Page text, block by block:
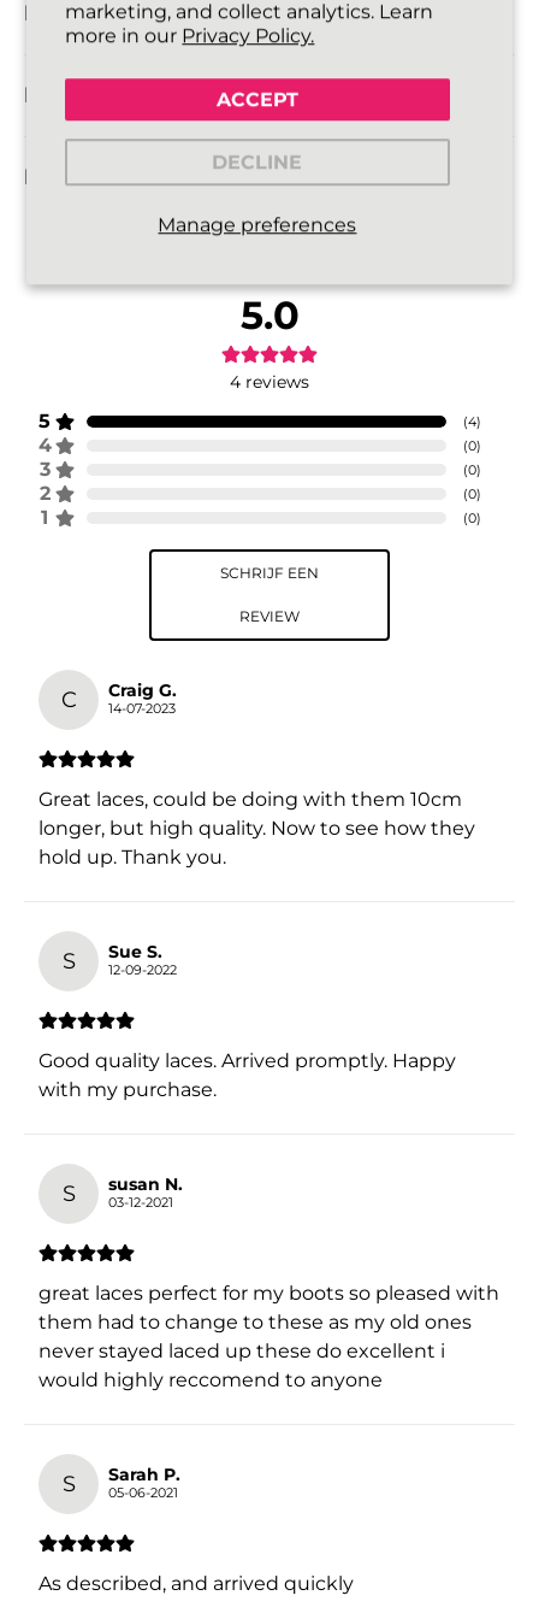
marketing, and collect analytics. Learn
more in our Privacy Policy.
Manage preferences
ACCEPT
DECLINE
INFORMATIE OVER LEVERING
RETOURBELEID
FAQ
5.0
4 reviews
5 (4)
4 (0)
3 (0)
2 (0)
1 (0)
SCHRIJF EEN
REVIEW
C Craig G.
14-07-2023
Great laces, could be doing with them 10cm
longer, but high quality. Now to see how they
hold up. Thank you.
S Sue S.
12-09-2022
Good quality laces. Arrived promptly. Happy
with my purchase.
S susan N.
03-12-2021
great laces perfect for my boots so pleased with
them had to change to these as my old ones
never stayed laced up these do excellent i
would highly reccomend to anyone
S Sarah P.
05-06-2021
As described, and arrived quickly